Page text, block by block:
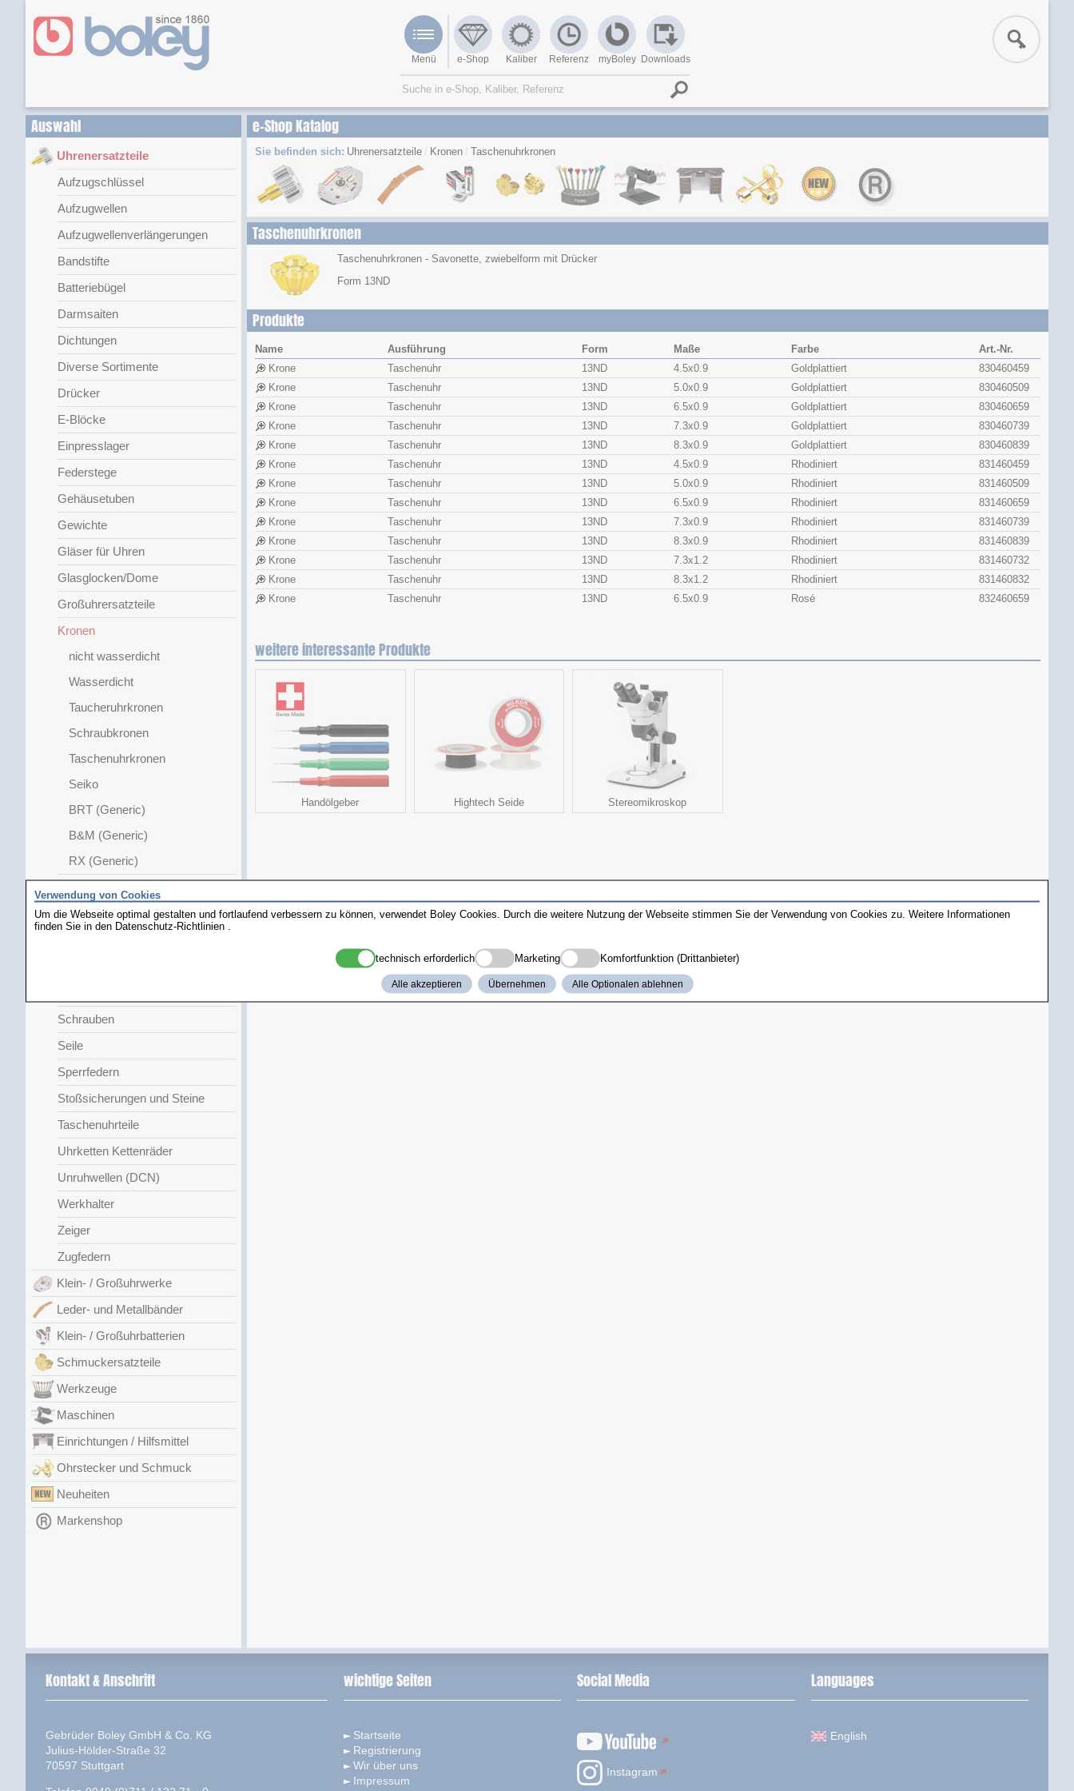
Menü e-Shop Kaliber Referenz myBoley Downloads
Auswahl
Uhrenersatzteile
Aufzugschlüssel
Aufzugwellen
Aufzugwellenverlängerungen
Bandstifte
Batteriebügel
Darmsaiten
Dichtungen
Diverse Sortimente
Drücker
E-Blöcke
Einpresslager
Federstege
Gehäusetuben
Gewichte
Gläser für Uhren
Glasglocken/Dome
Großuhrersatzteile
Kronen
nicht wasserdicht
Wasserdicht
Taucheruhrkronen
Schraubkronen
Taschenuhrkronen
Seiko
BRT (Generic)
B&M (Generic)
RX (Generic)
Lünettenteile
Schrauben
Seile
Sperrfedern
Stoßsicherungen und Steine
Taschenuhrteile
Uhrketten Kettenräder
Unruhwellen (DCN)
Werkhalter
Zeiger
Zugfedern
Klein- / Großuhrwerke
Leder- und Metallbänder
Klein- / Großuhrbatterien
Schmuckersatzteile
Werkzeuge
Maschinen
Einrichtungen / Hilfsmittel
Ohrstecker und Schmuck
Neuheiten
Markenshop
e-Shop Katalog
Sie befinden sich: Uhrenersatzteile Kronen Taschenuhrkronen
Taschenuhrkronen
Taschenuhrkronen - Savonette, zwiebelform mit Drücker
Form 13ND
Produkte
Name Ausführung Form Maße Farbe
Art.-Nr.
Krone
Taschenuhr 13ND 4.5x​0.9 Goldplattiert
830460459
Krone
Taschenuhr 13ND 5.0x​0.9 Goldplattiert
830460509
Krone
Taschenuhr 13ND 6.5x​0.9 Goldplattiert
830460659
Krone
Taschenuhr 13ND 7.3x​0.9 Goldplattiert
830460739
Krone
Taschenuhr 13ND 8.3x​0.9 Goldplattiert
830460839
Krone
Taschenuhr 13ND 4.5x​0.9 Rhodiniert
831460459
Krone
Taschenuhr 13ND 5.0x​0.9 Rhodiniert
831460509
Krone
Taschenuhr 13ND 6.5x​0.9 Rhodiniert
831460659
Krone
Taschenuhr 13ND 7.3x​0.9 Rhodiniert
831460739
Krone
Taschenuhr 13ND 8.3x​0.9 Rhodiniert
831460839
Krone
Taschenuhr 13ND 7.3x​1.2 Rhodiniert
831460732
Krone
Taschenuhr 13ND 8.3x​1.2 Rhodiniert
831460832
Krone
Taschenuhr 13ND 6.5x​0.9 Rosé 832460659
weitere interessante Produkte
Handölgeber Hightech Seide Stereomikroskop
Verwendung von Cookies
Um die Webseite optimal gestalten und fortlaufend verbessern zu können, verwendet Boley Cookies. Durch die weitere Nutzung der Webseite stimmen Sie der Verwendung von Cookies zu. Weitere Informationen
finden Sie in den Datenschutz-Richtlinien
technisch erforderlich Marketing Komfortfunktion (Drittanbieter)
Alle akzeptieren Übernehmen Alle Optionalen ablehnen
Kontakt & Anschrift
Gebrüder Boley GmbH & Co. KG
Julius-Hölder-Straße 32
70597 Stuttgart
wichtige Seiten
Startseite
Registrierung
Wir über uns
Impressum
Social Media
Instagram
Languages
English